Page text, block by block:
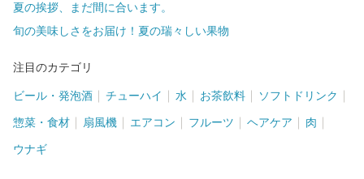
夏の挨拶、まだ間に合います。
旬の美味しさをお届け！夏の瑞々しい果物
注目のカテゴリ
ビール・発泡酒 チューハイ 水 お茶飲料 ソフトドリンク
惣菜・食材 扇風機 エアコン フルーツ ヘアケア 肉
ウナギ